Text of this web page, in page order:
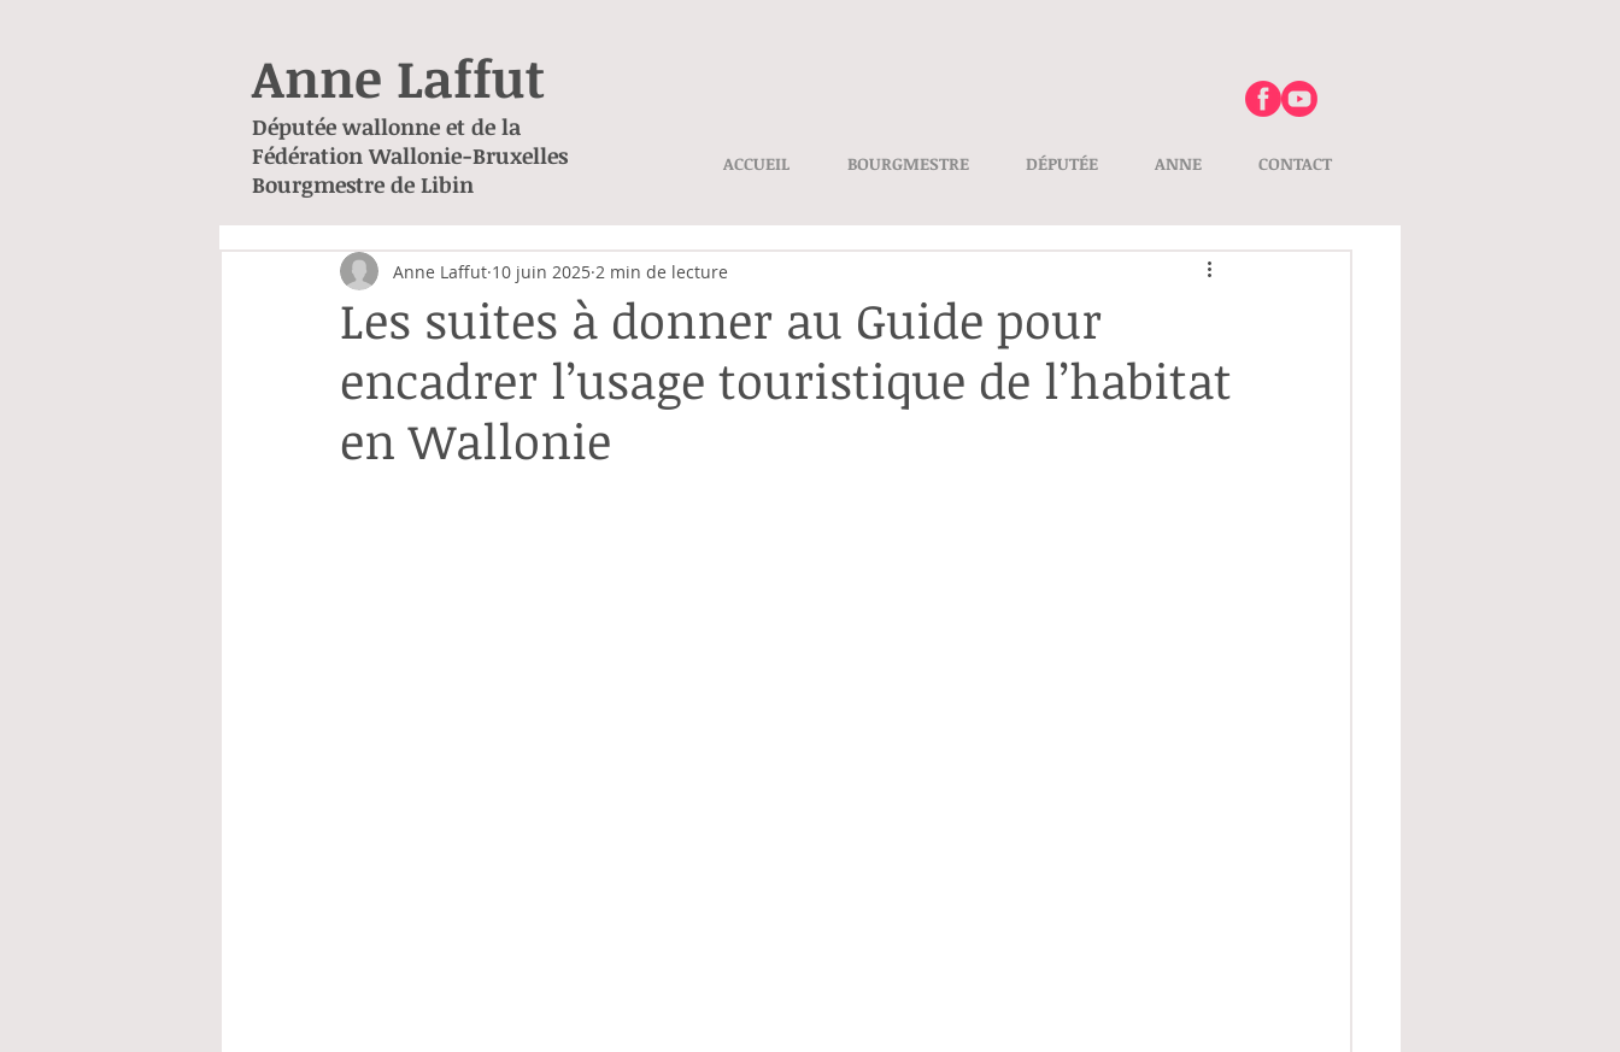
Anne Laffut
Députée wallonne et de la
Fédération Wallonie-Bruxelles
Bourgmestre de Libin
ACCUEIL BOURGMESTRE DÉPUTÉE ANNE CONTACT
Les suites à donner au Guide pour
encadrer l’usage touristique de l’habitat
en Wallonie
Anne Laffut 10 juin 2025 2 min de lecture